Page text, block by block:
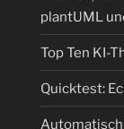
plantUML
Top Ten KI-
Quicktest:
Automatisch